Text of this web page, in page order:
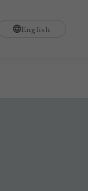
English